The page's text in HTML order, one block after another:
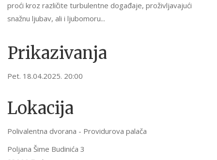
proći kroz različite turbulentne događaje, proživljavajući
snažnu ljubav, ali i ljubomoru...
Prikazivanja
Pet. 18.04.2025. 20:00
Lokacija
Polivalentna dvorana - Providurova palača
Poljana Šime Budinića 3